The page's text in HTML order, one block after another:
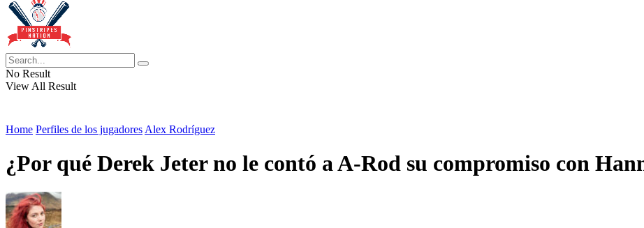
No Result
View All Result
Home Perfiles de los jugadores Alex Rodríguez
¿Por qué Derek Jeter no le contó a A-Rod su compromiso con